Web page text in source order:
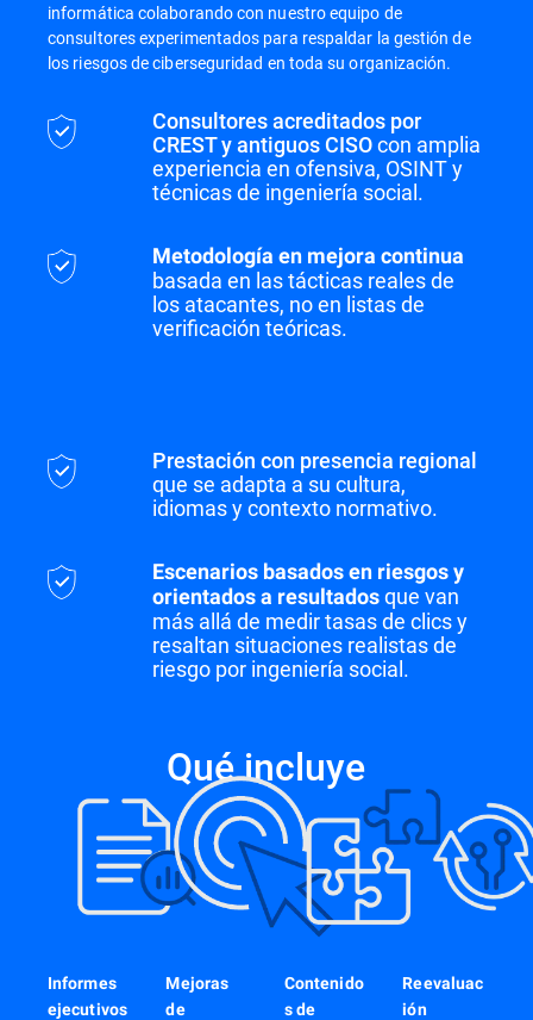
informática colaborando con nuestro equipo de
consultores experimentados para respaldar la gestión de
los riesgos de ciberseguridad en toda su organización.
Consultores acreditados por
CREST y antiguos CISOcon amplia
experiencia en ofensiva, OSINT y
técnicas de ingeniería social.
Metodología en mejora continua
basada en las tácticas reales de
los atacantes, no en listas de
verificación teóricas.
Prestación con presencia regional
que se adapta a su cultura,
idiomas y contexto normativo.
Escenarios basados en riesgos y
orientados a resultadosque van
más allá de medir tasas de clics y
resaltan situaciones realistas de
riesgo por ingeniería social.
Qué incluye
Informes
ejecutivos
Mejoras
de
Contenido
s de
Reevaluac
ión